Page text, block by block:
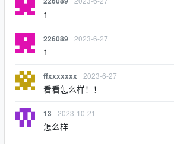
1
226089 2023-6-27
1
ffxxxxxxx 2023-6-27
看看怎么样！！
13 2023-10-21
怎么样